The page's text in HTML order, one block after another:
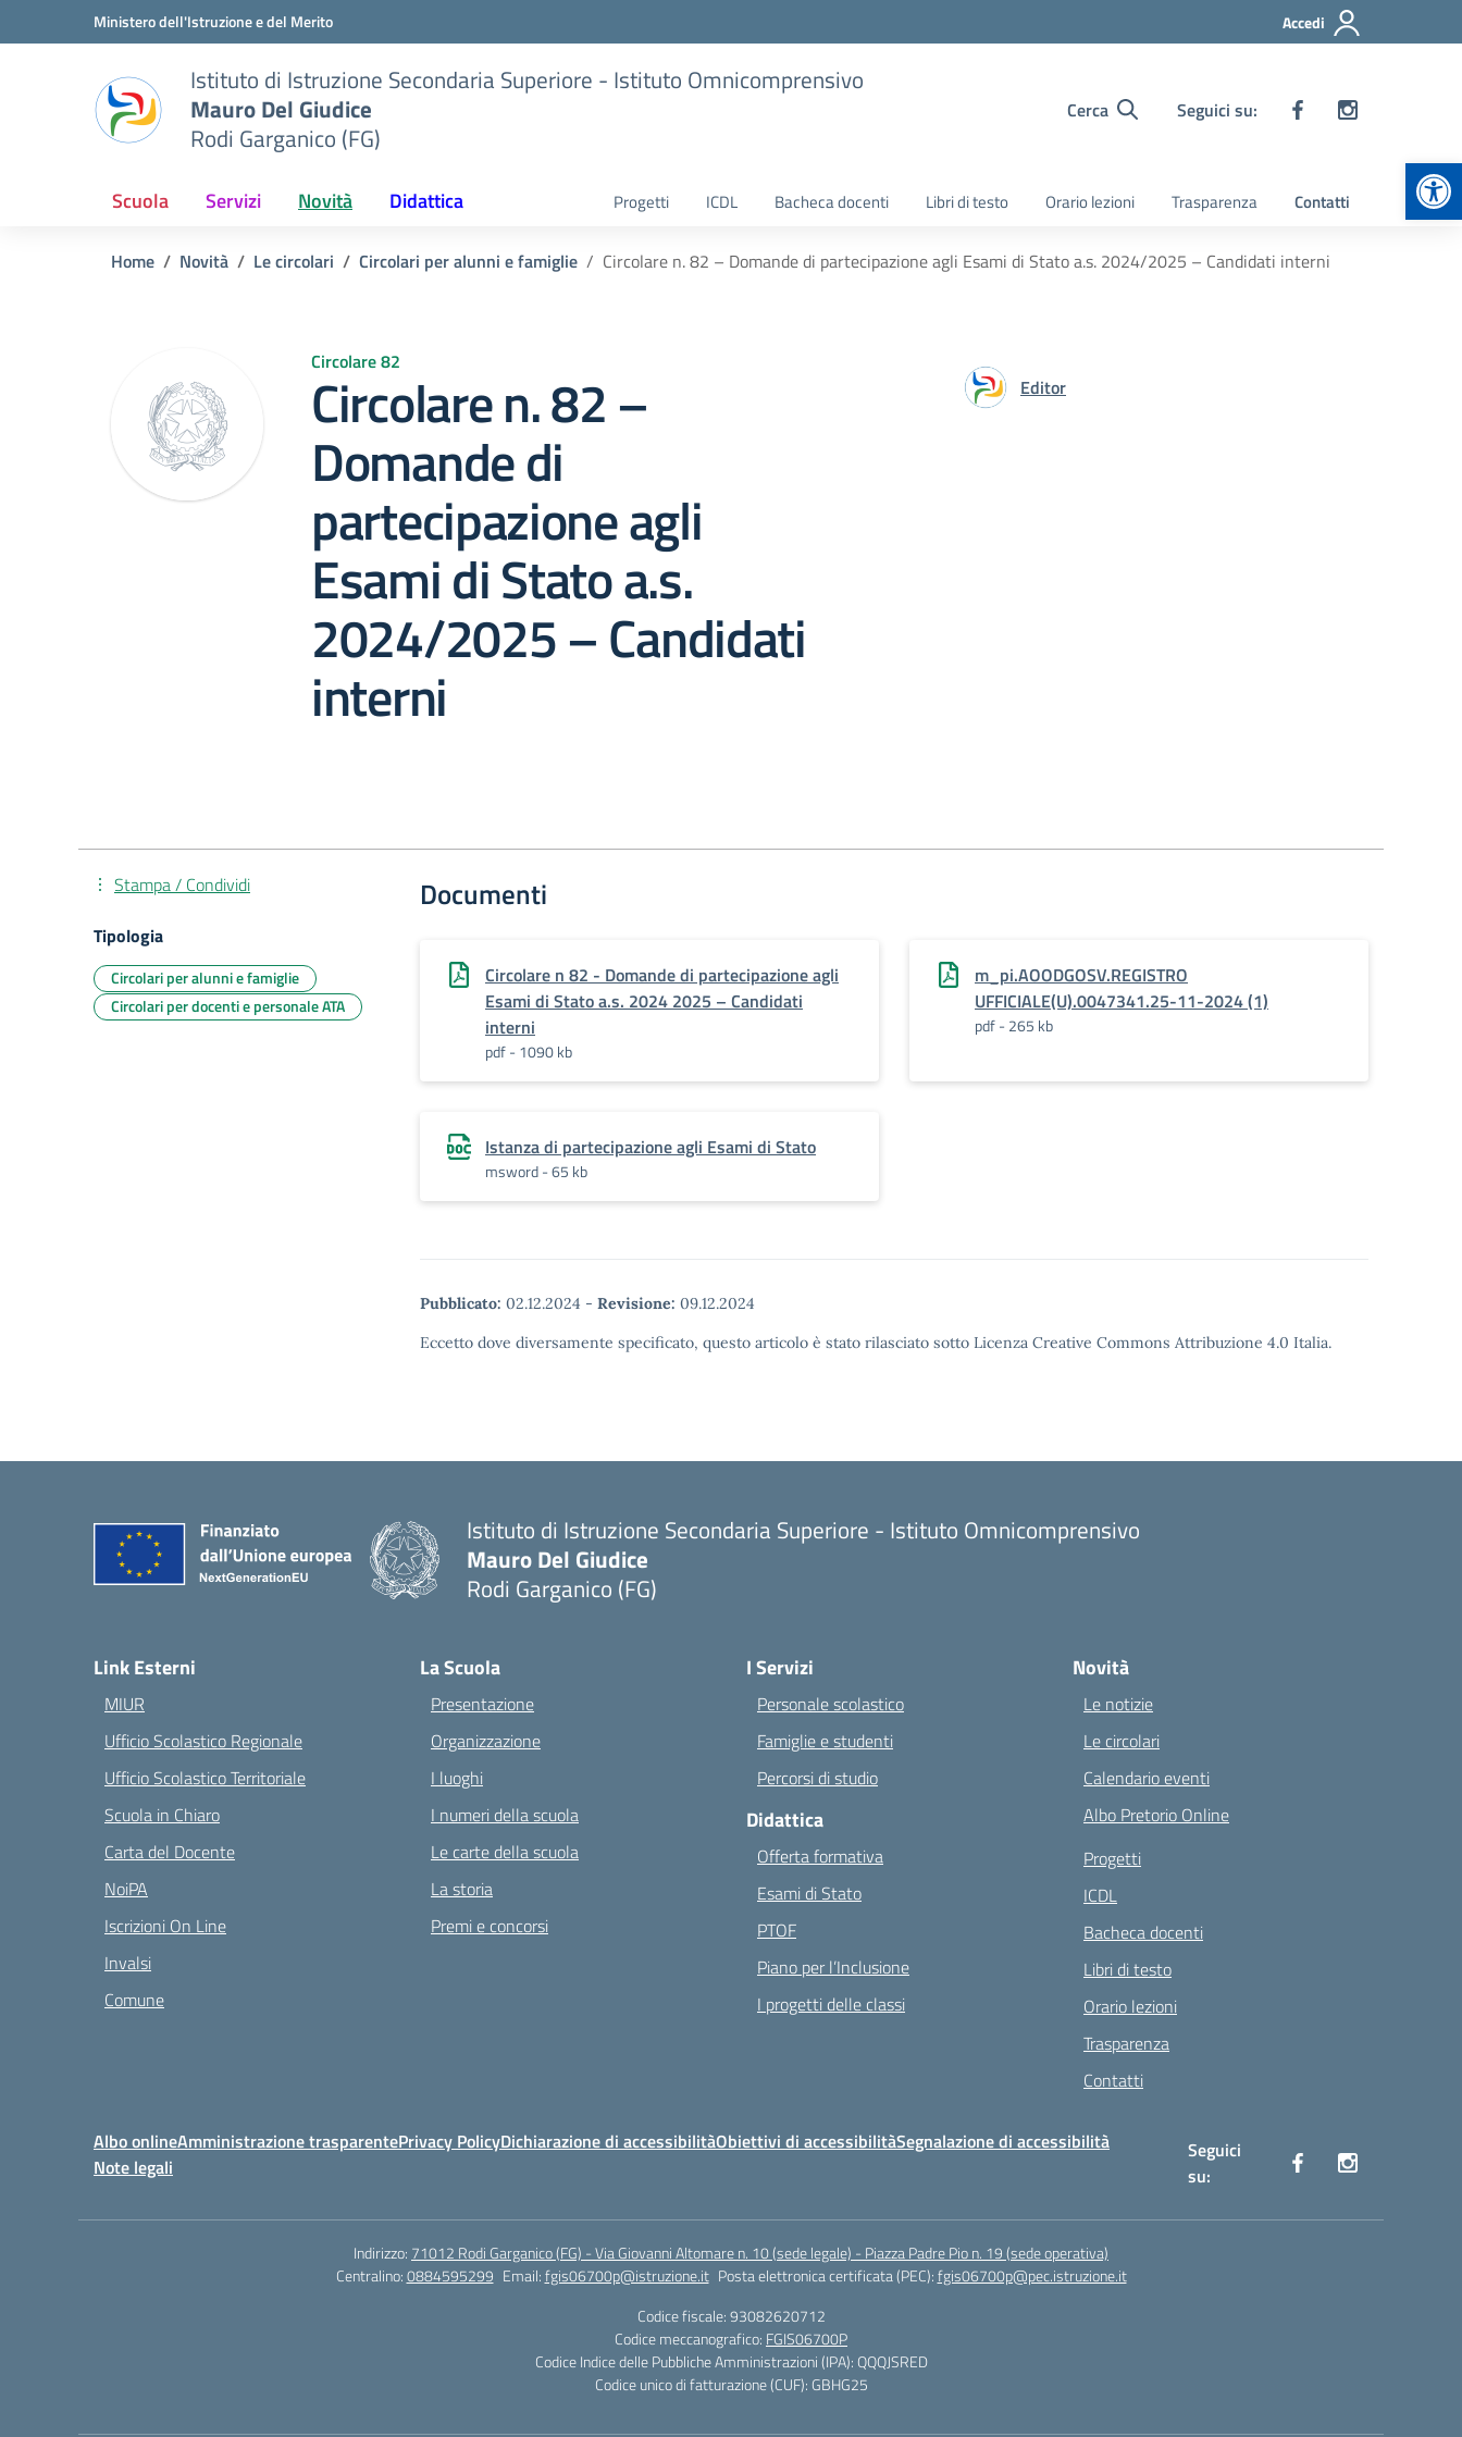
Vai ai contenuti
Vai al menu di navigazioneMinistero dell'Istruzione e del Merito Accedi
Istituto di Istruzione Secondaria Superiore - Istituto Omnicomprensivo
Mauro Del Giudice
Rodi Garganico (FG)
Cerca Seguici su:
Scuola Servizi Novità Didattica Progetti ICDL Bacheca docenti Libri di testo Orario lezioni Trasparenza Contatti
Home Novità Le circolari Circolari per alunni e famiglie Circolare n. 82 – Domande di partecipazione agli Esami di Stato a.s. 2024/2025 – Candidati interni
Circolare 82
Circolare n. 82 –
Domande di
partecipazione agli
Esami di Stato a.s.
2024/2025 – Candidati
interni
Editor
Documenti
Circolare n 82 - Domande di partecipazione agli
Esami di Stato a.s. 2024 2025 – Candidati
interni
pdf - 1090 kb
m_pi.AOODGOSV.REGISTRO
UFFICIALE(U).0047341.25-11-2024 (1)
pdf - 265 kb
Istanza di partecipazione agli Esami di Stato
msword - 65 kb
Pubblicato: 02.12.2024 - Revisione: 09.12.2024
Eccetto dove diversamente specificato, questo articolo è stato rilasciato sotto Licenza Creative Commons Attribuzione 4.0 Italia.
Stampa / Condividi
Tipologia
Circolari per alunni e famiglie
Circolari per docenti e personale ATA
Istituto di Istruzione Secondaria Superiore - Istituto Omnicomprensivo
Mauro Del Giudice
Rodi Garganico (FG)
Link Esterni
MIUR
Ufficio Scolastico Regionale
Ufficio Scolastico Territoriale
Scuola in Chiaro
Carta del Docente
NoiPA
Iscrizioni On Line
Invalsi
Comune
La Scuola
Presentazione
Organizzazione
I luoghi
I numeri della scuola
Le carte della scuola
La storia
Premi e concorsi
I Servizi
Personale scolastico
Famiglie e studenti
Percorsi di studio
Didattica
Offerta formativa
Esami di Stato
PTOF
Piano per l’Inclusione
I progetti delle classi
Novità
Le notizie
Le circolari
Calendario eventi
Albo Pretorio Online
Progetti
ICDL
Bacheca docenti
Libri di testo
Orario lezioni
Trasparenza
Contatti
Albo onlineAmministrazione trasparentePrivacy PolicyDichiarazione di accessibilitàObiettivi di accessibilitàSegnalazione di accessibilità
Note legali
Seguici
su:
Indirizzo: 71012 Rodi Garganico (FG) - Via Giovanni Altomare n. 10 (sede legale) - Piazza Padre Pio n. 19 (sede operativa)
Centralino:0884595299 Email:fgis06700p@istruzione.it Posta elettronica certificata (PEC):fgis06700p@pec.istruzione.it
Codice fiscale: 93082620712
Codice meccanografico: FGIS06700P
Codice Indice delle Pubbliche Amministrazioni (IPA): QQQJSRED
Codice unico di fatturazione (CUF): GBHG25